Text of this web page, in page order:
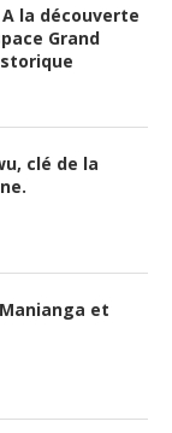
la découverte
Grand
clé de la
et